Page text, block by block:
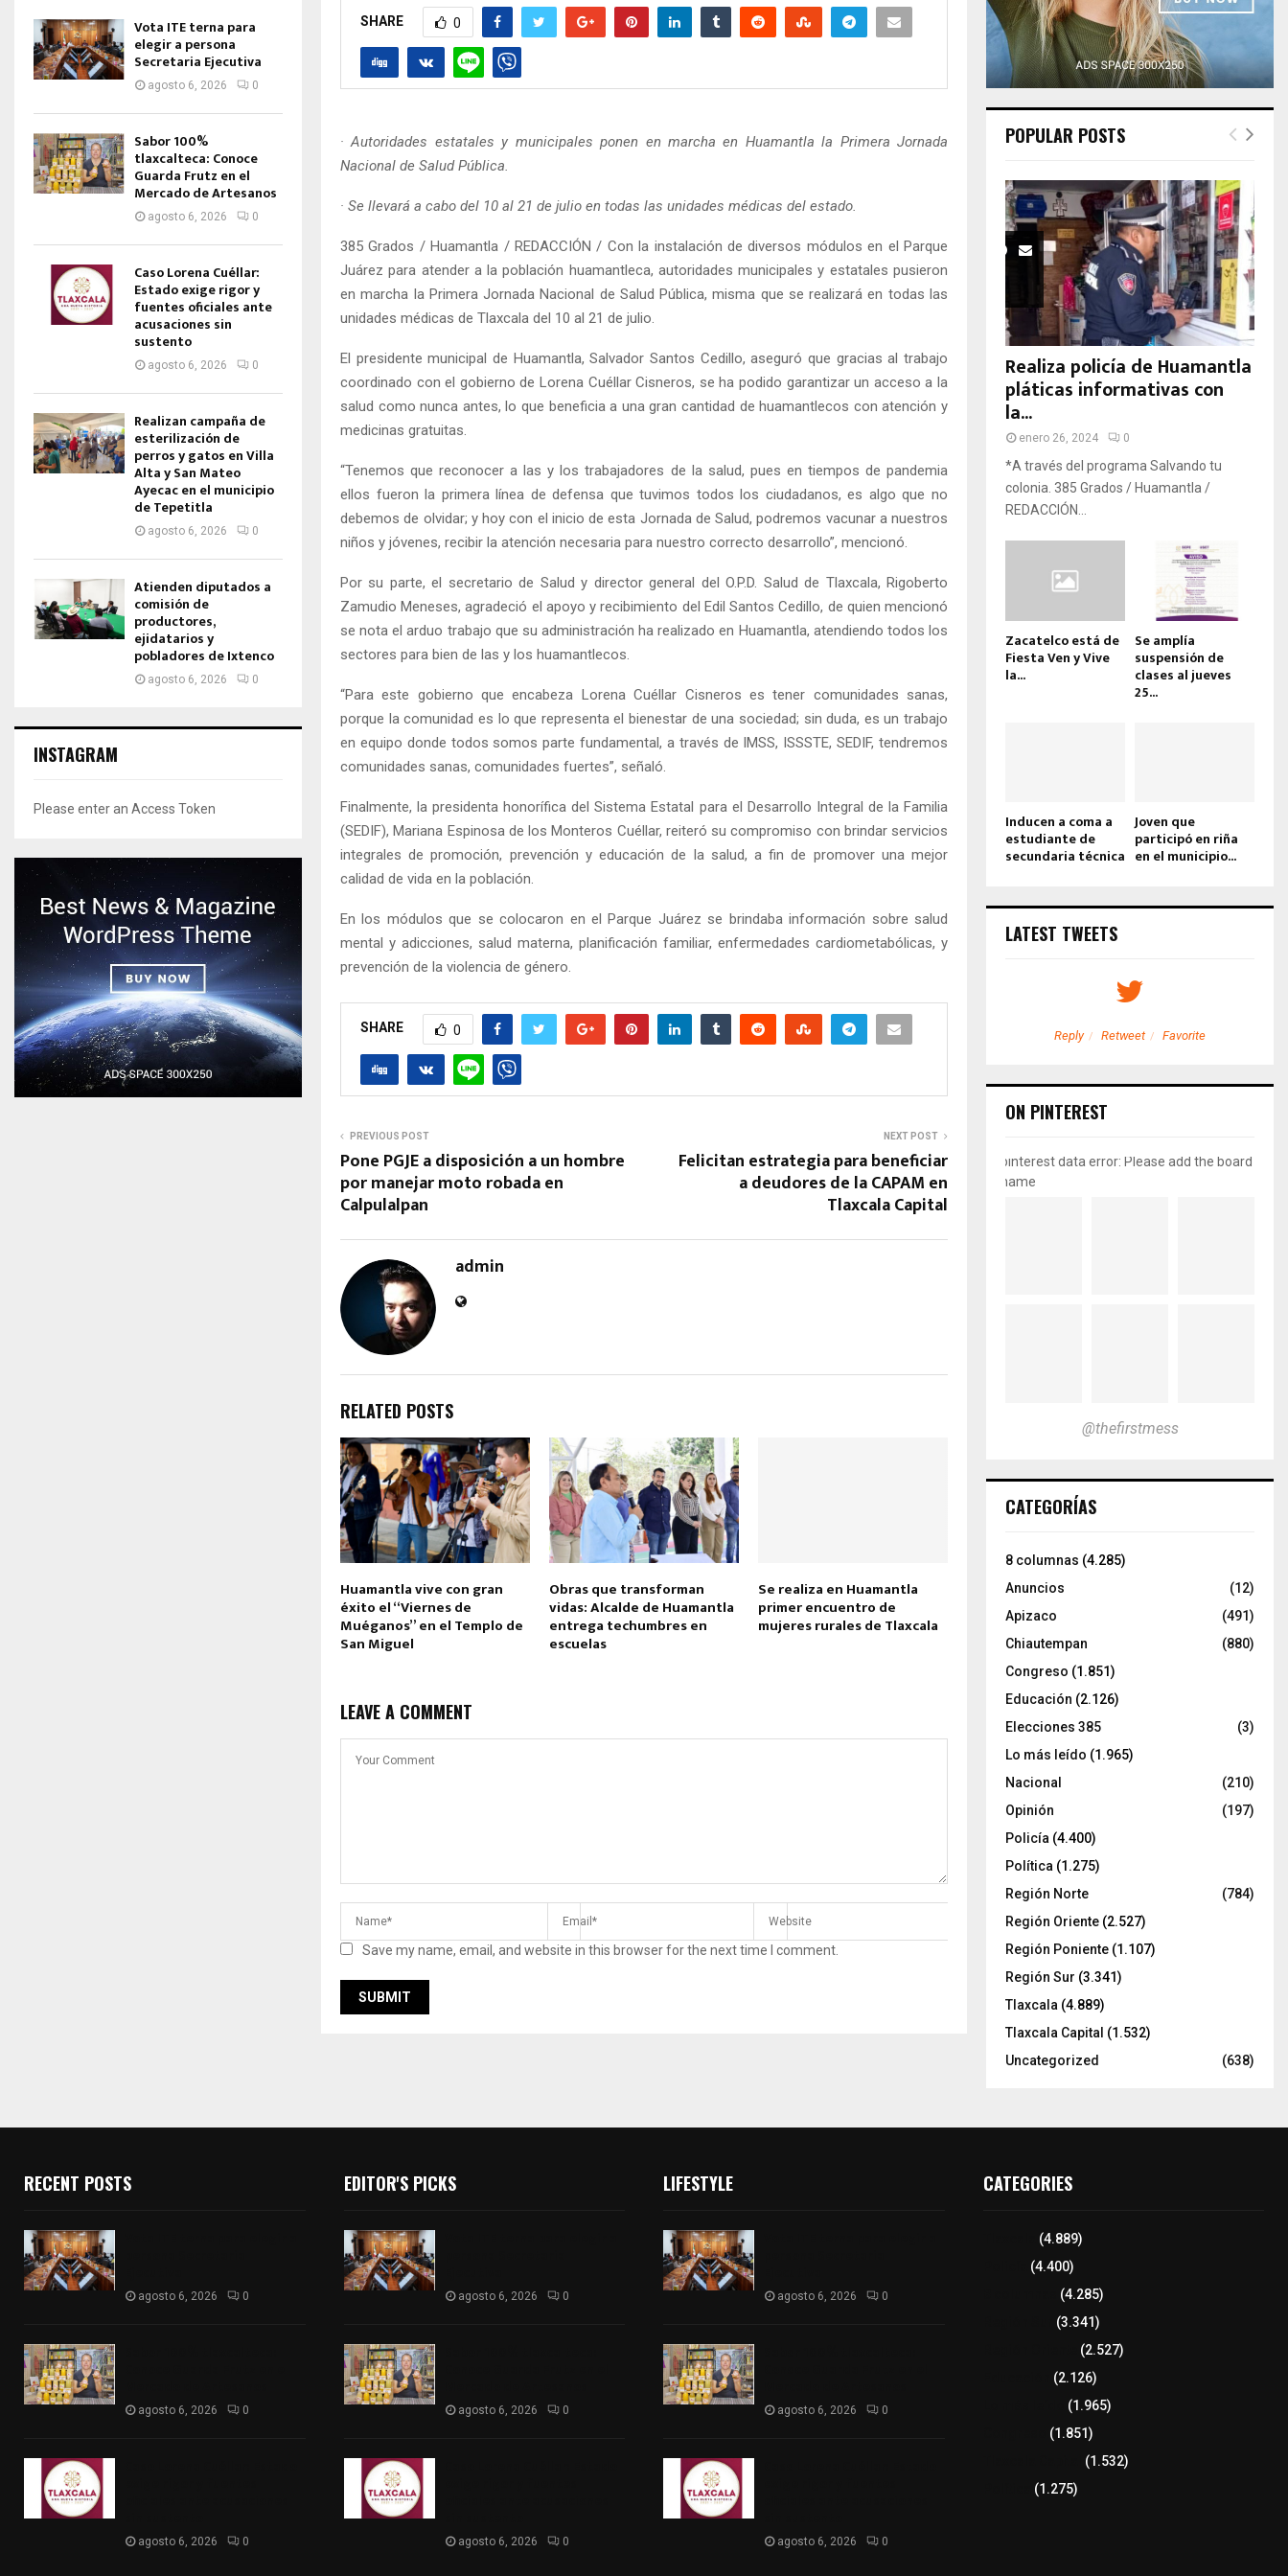
SHARE 0
· Autoridades estatales y municipales ponen en marcha en Huamantla la Primera Jornada
Nacional de Salud Pública.
· Se llevará a cabo del 10 al 21 de julio en todas las unidades médicas del estado.
385 Grados / Huamantla / REDACCIÓN / Con la instalación de diversos módulos en el Parque
Juárez para atender a la población huamantleca, autoridades municipales y estatales pusieron
en marcha la Primera Jornada Nacional de Salud Pública, misma que se realizará en todas las
unidades médicas de Tlaxcala del 10 al 21 de julio.
El presidente municipal de Huamantla, Salvador Santos Cedillo, aseguró que gracias al trabajo
coordinado con el gobierno de Lorena Cuéllar Cisneros, se ha podido garantizar un acceso a la
salud como nunca antes, lo que beneficia a una gran cantidad de huamantlecos con atención y
medicinas gratuitas.
“Tenemos que reconocer a las y los trabajadores de la salud, pues en tiempos de pandemia
ellos fueron la primera línea de defensa que tuvimos todos los ciudadanos, es algo que no
debemos de olvidar; y hoy con el inicio de esta Jornada de Salud, podremos vacunar a nuestros
niños y jóvenes, recibir la atención necesaria para nuestro correcto desarrollo”, mencionó.
Por su parte, el secretario de Salud y director general del O.P.D. Salud de Tlaxcala, Rigoberto
Zamudio Meneses, agradeció el apoyo y recibimiento del Edil Santos Cedillo, de quien mencionó
se nota el arduo trabajo que su administración ha realizado en Huamantla, atendiendo todos los
sectores para bien de las y los huamantlecos.
“Para este gobierno que encabeza Lorena Cuéllar Cisneros es tener comunidades sanas,
porque la comunidad es lo que representa el bienestar de una sociedad; sin duda, es un trabajo
en equipo donde todos somos parte fundamental, a través de IMSS, ISSSTE, SEDIF, tendremos
comunidades sanas, comunidades fuertes”, señaló.
Finalmente, la presidenta honorífica del Sistema Estatal para el Desarrollo Integral de la Familia
(SEDIF), Mariana Espinosa de los Monteros Cuéllar, reiteró su compromiso con brindar servicios
integrales de promoción, prevención y educación de la salud, a fin de promover una mejor
calidad de vida en la población.
En los módulos que se colocaron en el Parque Juárez se brindaba información sobre salud
mental y adicciones, salud materna, planificación familiar, enfermedades cardiometabólicas, y
prevención de la violencia de género.
SHARE 0
PREVIOUS POST
Pone PGJE a disposición a un hombre
por manejar moto robada en
Calpulalpan
NEXT POST
Felicitan estrategia para beneficiar
a deudores de la CAPAM en
Tlaxcala Capital
admin
RELATED POSTS
Huamantla vive con gran
éxito el “Viernes de
Muéganos” en el Templo de
San Miguel
Obras que transforman
vidas: Alcalde de Huamantla
entrega techumbres en
escuelas
Se realiza en Huamantla
primer encuentro de
mujeres rurales de Tlaxcala
LEAVE A COMMENT
Save my name, email, and website in this browser for the next time I comment.
Vota ITE terna para
elegir a persona
Secretaria Ejecutiva
agosto 6, 2026 0
Sabor 100%
tlaxcalteca: Conoce
Guarda Frutz en el
Mercado de Artesanos
agosto 6, 2026 0
Caso Lorena Cuéllar:
Estado exige rigor y
fuentes oficiales ante
acusaciones sin
sustento
agosto 6, 2026 0
Realizan campaña de
esterilización de
perros y gatos en Villa
Alta y San Mateo
Ayecac en el municipio
de Tepetitla
agosto 6, 2026 0
Atienden diputados a
comisión de
productores,
ejidatarios y
pobladores de Ixtenco
agosto 6, 2026 0
INSTAGRAM
Please enter an Access Token
POPULAR POSTS
Realiza policía de Huamantla
pláticas informativas con
la...
enero 26, 2024 0
*A través del programa Salvando tu
colonia. 385 Grados / Huamantla /
REDACCIÓN...
Zacatelco está de
Fiesta Ven y Vive
la...
Se amplía
suspensión de
clases al jueves
25...
Inducen a coma a
estudiante de
secundaria técnica
Joven que
participó en riña
en el municipio...
LATEST TWEETS
Reply Retweet Favorite Reply Retweet Reply Retweet Favorite
ON PINTEREST
pinterest data error: Please add the board
name
@thefirstmess
CATEGORÍAS
8 columnas (4.285)
Anuncios
(12)
Apizaco
(491)
Chiautempan
(880)
Congreso (1.851)
Educación (2.126)
Elecciones 385
(3)
Lo más leído (1.965)
Nacional
(210)
Opinión
(197)
Policía (4.400)
Política (1.275)
Región Norte
(784)
Región Oriente (2.527)
Región Poniente (1.107)
Región Sur (3.341)
Tlaxcala (4.889)
Tlaxcala Capital (1.532)
Uncategorized
(638)
RECENT POSTS
agosto 6, 2026 0
agosto 6, 2026 0
agosto 6, 2026 0
EDITOR'S PICKS
agosto 6, 2026 0
agosto 6, 2026 0
agosto 6, 2026 0
LIFESTYLE
agosto 6, 2026 0
agosto 6, 2026 0
agosto 6, 2026 0
CATEGORIES
(4.889)
(4.400)
(4.285)
(3.341)
(2.527)
(2.126)
(1.965)
(1.851)
(1.532)
(1.275)